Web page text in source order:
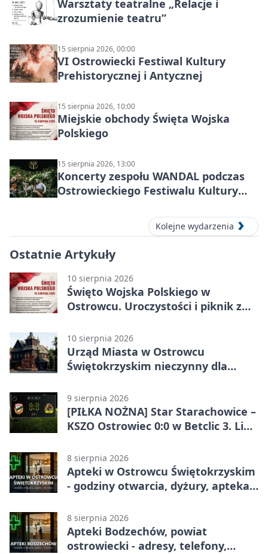
Warsztaty teatralne „Relacje i
zrozumienie teatru”
15 sierpnia 2026, 00:00
VI Ostrowiecki Festiwal Kultury
Prehistorycznej i Antycznej
15 sierpnia 2026, 10:00
Miejskie obchody Święta Wojska
Polskiego
15 sierpnia 2026, 13:00
Koncerty zespołu WANDAL podczas
Ostrowieckiego Festiwalu Kultury
Kolejne wydarzenia
Ostatnie Artykuły
10 sierpnia 2026
Święto Wojska Polskiego w
Ostrowcu. Uroczystości i piknik z
10 sierpnia 2026
Urząd Miasta w Ostrowcu
Świętokrzyskim nieczynny dla
9 sierpnia 2026
[PIŁKA NOŻNA] Star Starachowice –
KSZO Ostrowiec 0:0 w Betclic 3. Liga
derbowym spotkaniu
8 sierpnia 2026
Apteki w Ostrowcu Świętokrzyskim
- godziny otwarcia, dyżury, apteka
8 sierpnia 2026
Apteki Bodzechów, powiat
ostrowiecki - adresy, telefony,